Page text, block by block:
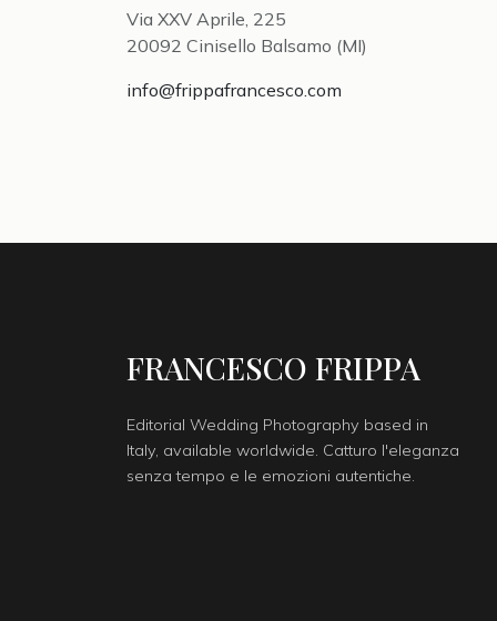
Via XXV Aprile, 225
20092 Cinisello Balsamo (MI)
info@frippafrancesco.com
FRANCESCO FRIPPA
Editorial Wedding Photography based in
Italy, available worldwide. Catturo l'eleganza
senza tempo e le emozioni autentiche.